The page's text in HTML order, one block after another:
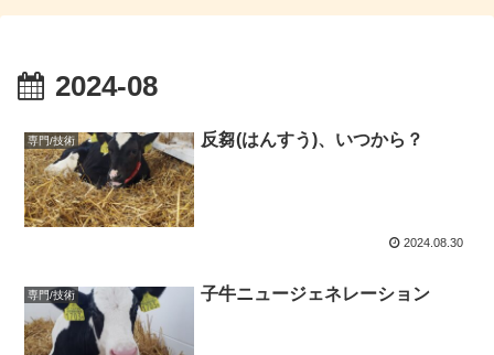
2024-08
専門/技術 反芻(はんすう)、いつから？
2024.08.30
専門/技術 子牛ニュージェネレーション